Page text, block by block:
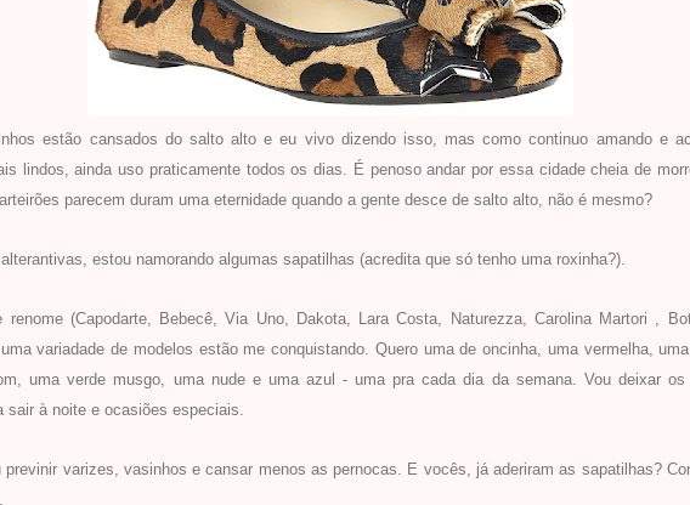
estão cansados do salto alto e eu vivo dizendo isso, mas como continuo amando e
lindos, ainda uso praticamente todos os dias. É penoso andar por essa cidade cheia de
parecem duram uma eternidade quando a gente desce de salto alto, não é mesmo?
estou namorando algumas sapatilhas (acredita que só tenho uma roxinha?).
renome (Capodarte, Bebecê, Via Uno, Dakota, Lara Costa, Naturezza, Carolina Martori ,
variadade de modelos estão me conquistando. Quero uma de oncinha, uma vermelha, uma
uma verde musgo, uma nude e uma azul - uma pra cada dia da semana. Vou deixar os
sair à noite e ocasiões especiais.
previnir varizes, vasinhos e cansar menos as pernocas. E vocês, já aderiram as sapatilhas?